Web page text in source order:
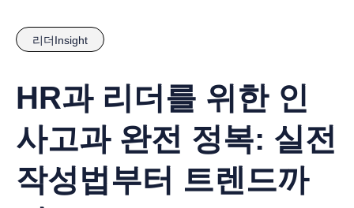
리더Insight
HR과 리더를 위한 인
사고과 완전 정복: 실전
작성법부터 트렌드까